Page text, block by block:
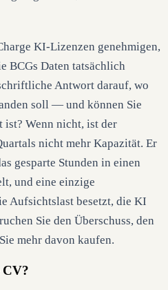
KI-Lizenzen genehmigen,
BCGs Daten tatsächlich
Antwort darauf, wo
soll — und können Sie
ist? Wenn nicht, ist der
nicht mehr Kapazität. Er
gesparte Stunden in einen
und eine einzige
Aufsichtslast besetzt, die KI
Sie den Überschuss, den
mehr davon kaufen.
CV?